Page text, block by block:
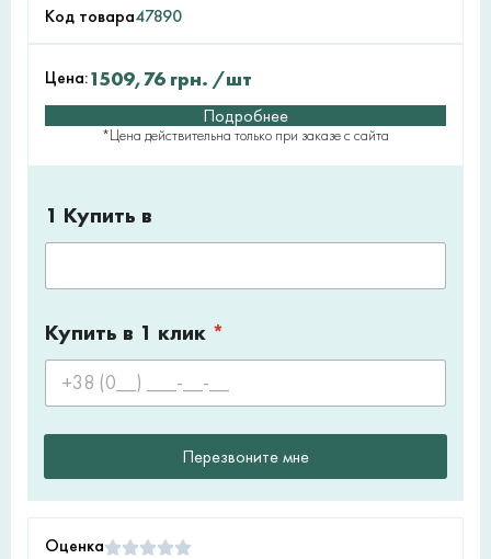
Код товара47890
Цена:1509,76 грн. /шт
Подробнее
*Цена действительна только при заказе с сайта
1 Купить в
Купить в 1 клик *
Перезвоните мне
Оценка